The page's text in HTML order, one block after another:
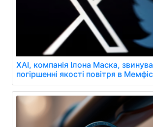
XAI, компанія Ілона Маска,
погіршенні якості повітря в